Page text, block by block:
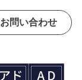
お問い合わせ